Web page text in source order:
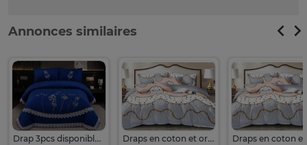
Annonces similaires
Drap 3pcs disponible (drap fourrure + 2 Oreillers Draps en coton et oreillers